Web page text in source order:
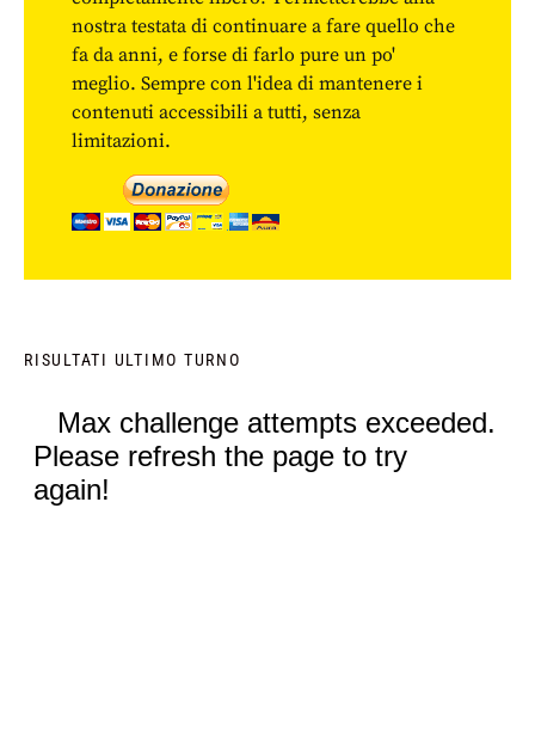
nostra testata di continuare a fare quello che
fa da anni, e forse di farlo pure un po'
meglio. Sempre con l'idea di mantenere i
contenuti accessibili a tutti, senza
limitazioni.
RISULTATI ULTIMO TURNO